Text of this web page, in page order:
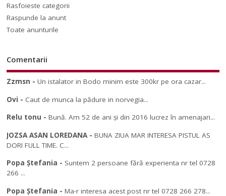
Rasfoieste categorii
Raspunde la anunt
Toate anunturile
Comentarii
Zzmsn -Un istalator in Bodo minim este 300kr pe ora cazar...
Ovi - Caut de munca la pădure in norvegia...
Relu tonu -Bună. Am 52 de ani și din 2016 lucrez în amenajari...
JOZSA ASAN LOREDANA-BUNA ZIUA MAR INTERESA PISTUL AS
DORI FULL TIME. C...
Popa Ștefania - Suntem 2 persoane fără experienta nr tel 0728
266 ...
Popa Ștefania -Ma-r interesa acest post nr tel 0728 266 278...